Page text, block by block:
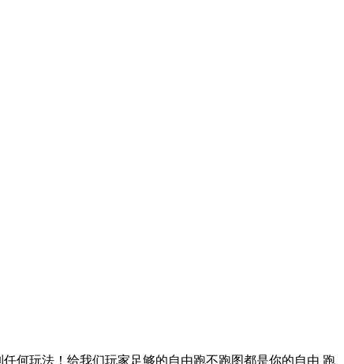
何玩法！给我们玩家足够的自由跑不跑图都是你的自由 跑